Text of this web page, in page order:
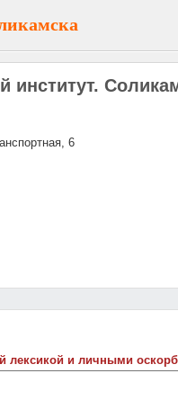
институт.
6
лексикой и личными